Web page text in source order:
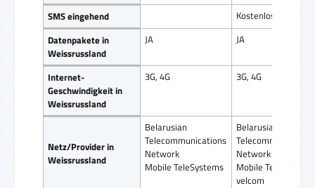
SMS eingehend
Kostenlos
Datenpakete in
Weissrussland
JA JA
Internet-
Geschwindigkeit in
Weissrussland
3G, 4G 3G, 4G
Netz/Provider in
Weissrussland
Belarusian
Telecommunications
Network
Mobile TeleSystems
Belarusian
Network
Mobile TeleSystems
velcom